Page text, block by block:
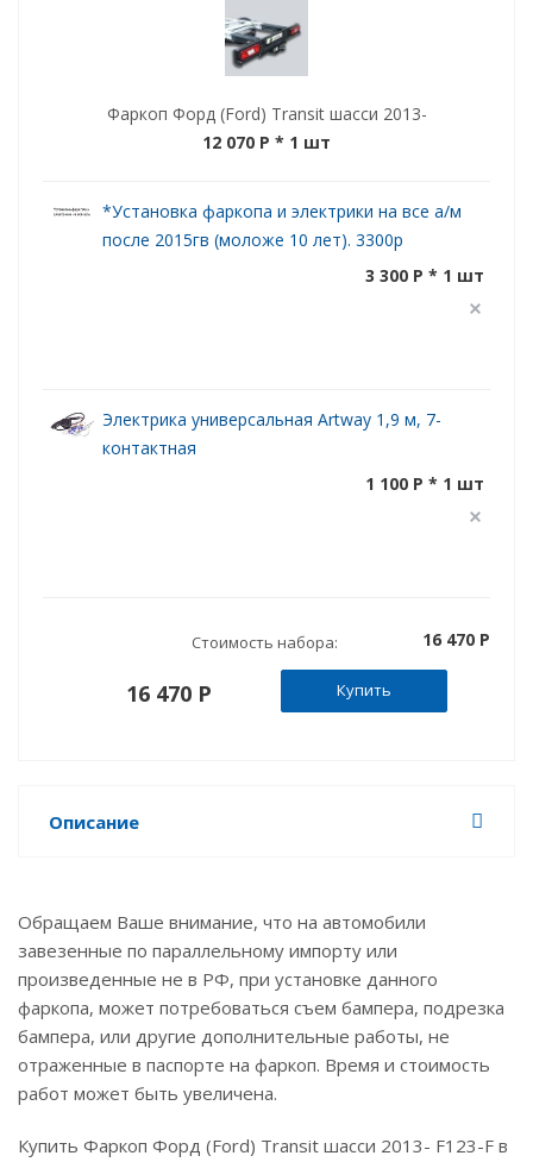
Фаркоп Форд (Ford) Transit шасси 2013-
12 070 P * 1 шт
*Установка фаркопа и электрики на все а/м
после 2015гв (моложе 10 лет). 3300р
3 300 P * 1 шт
Электрика универсальная Artway 1,9 м, 7-
контактная
1 100 P * 1 шт
Стоимость набора: 16 470 P
16 470 P Купить
Описание
Обращаем Ваше внимание, что на автомобили
завезенные по параллельному импорту или
произведенные не в РФ, при установке данного
фаркопа, может потребоваться съем бампера, подрезка
бампера, или другие дополнительные работы, не
отраженные в паспорте на фаркоп. Время и стоимость
работ может быть увеличена.
Купить Фаркоп Форд (Ford) Transit шасси 2013- F123-F в